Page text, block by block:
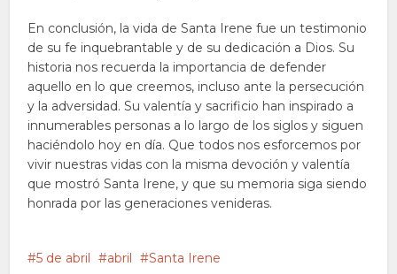
En conclusión, la vida de Santa Irene fue un testimonio
de su fe inquebrantable y de su dedicación a Dios. Su
historia nos recuerda la importancia de defender
aquello en lo que creemos, incluso ante la persecución
y la adversidad. Su valentía y sacrificio han inspirado a
innumerables personas a lo largo de los siglos y siguen
haciéndolo hoy en día. Que todos nos esforcemos por
vivir nuestras vidas con la misma devoción y valentía
que mostró Santa Irene, y que su memoria siga siendo
honrada por las generaciones venideras.
5 de abril abril Santa Irene